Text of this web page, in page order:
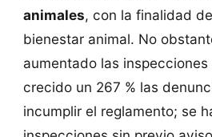
animales, con la finalidad
bienestar animal. No
aumentado las
crecido un 267 % las
incumplir el reglamento; se